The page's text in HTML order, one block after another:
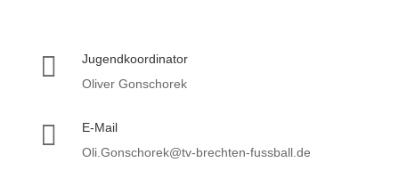

Jugendkoordinator
Oliver Gonschorek

E-Mail
Oli.Gonschorek@tv-brechten-fussball.de